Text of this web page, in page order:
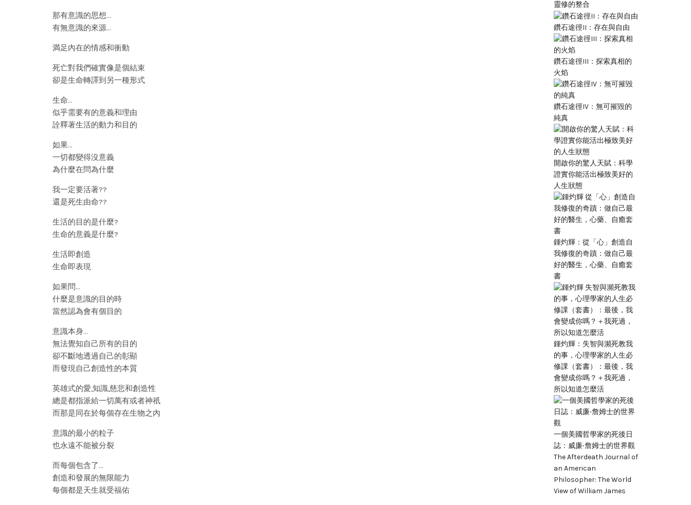
那有意識的思想…
有無意識的來源…
満足內在的情感和衝動
死亡對我們確實像是個結束
卻是生命轉譯到另一種形式
生命…
似乎需要有的意義和理由
詮釋著生活的動力和目的
如果…
一切都變得沒意義
為什麼在問為什麼
我一定要活著??
還是死生由命??
生活的目的是什麼?
生命的意義是什麼?
生活即創造
生命即表現
如果問…
什麼是意識的目的時
當然認為會有個目的
意識本身…
無法覺知自己所有的目的
卻不斷地透過自己的彰顯
而發現自己創造性的本質
英雄式的愛,知識,慈悲和創造性
總是都指派給一切萬有或者神祇
而那是同在於每個存在生物之內
意識的最小的粒子
也永遠不能被分裂
而每個包含了…
創造和發展的無限能力
每個都是天生就受福佑
靈修的整合
鑽石途徑II：存在與自由
鑽石途徑III：探索真相的
火焰
鑽石途徑IV：無可摧毀的
純真
開啟你的驚人天賦：科學
證實你能活出極致美好的
人生狀態
鍾灼輝：從「心」創造自
我修復的奇蹟：做自己最
好的醫生，心藥、自癒套
書
鍾灼輝：失智與瀕死教我
的事，心理學家的人生必
修課（套書）：最後，我
會變成你嗎？＋我死過，
所以知道怎麼活
一個美國哲學家的死後日
誌：威廉‧詹姆士的世界觀
The Afterdeath Journal of
an American
Philosopher: The World
View of William James